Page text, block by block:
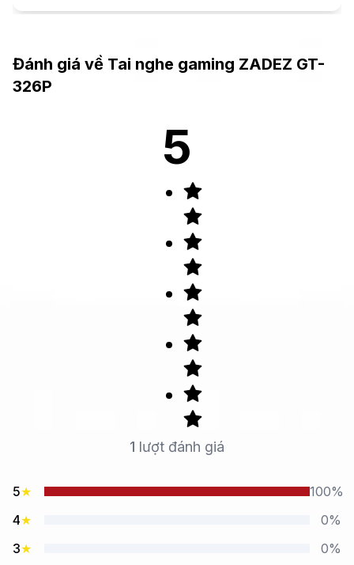
Đánh giá về Tai nghe gaming ZADEZ GT-
326P
5
1 lượt đánh giá
5★
100%
4★
0%
3★
0%